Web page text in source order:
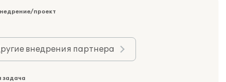
проект
внедрения партнера
задача